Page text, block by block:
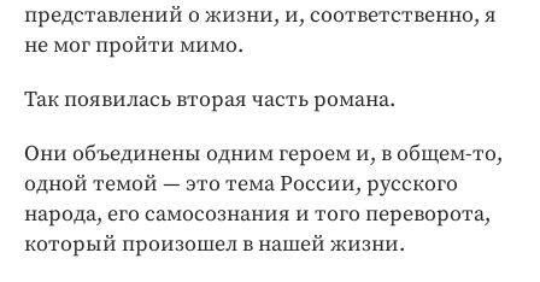
представлений о жизни, и, соответственно, я
не мог пройти мимо.
Так появилась вторая часть романа.
Они объединены одним героем и, в общем-то,
одной темой — это тема России, русского
народа, его самосознания и того переворота,
который произошел в нашей жизни.